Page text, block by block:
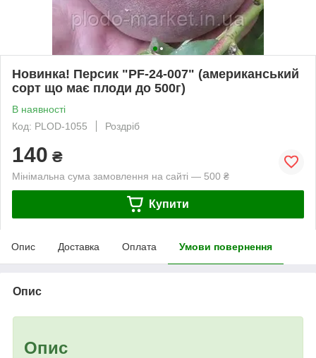
Новинка! Персик "PF-24-007" (американський
сорт що має плоди до 500г)
В наявності
Код: PLOD-1055
Роздріб
140 ₴
Мінімальна сума замовлення на сайті — 500 ₴
Купити
Опис Доставка Оплата Умови повернення
Опис
Опис